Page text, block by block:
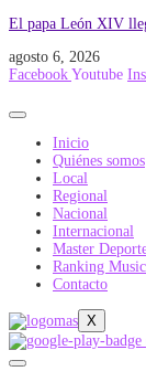
El papa León XIV
agosto 6, 2026
Facebook Youtube
Inicio
Quiénes somos
Local
Regional
Nacional
Internacional
Master
Ranking
Contacto
X